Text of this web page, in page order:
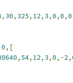
, 30, 325, 12, 3,0,0,0
0,[
, 54, 12, 3,0,-2,